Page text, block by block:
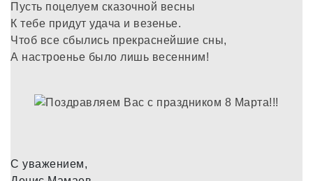
Пусть поцелуем сказочной весны
К тебе придут удача и везенье.
Чтоб все сбылись прекраснейшие сны,
А настроенье было лишь весенним!
С уважением,